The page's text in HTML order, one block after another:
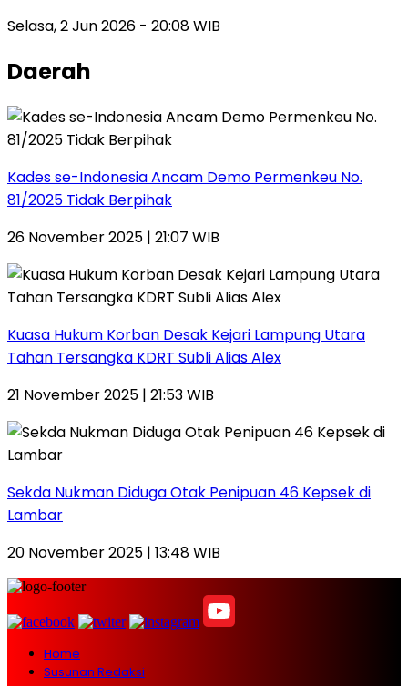
Selasa, 2 Jun 2026 - 20:08 WIB
Daerah
Kades se-Indonesia Ancam Demo Permenkeu No.
81/2025 Tidak Berpihak
26 November 2025 | 21:07 WIB
Kuasa Hukum Korban Desak Kejari Lampung Utara
Tahan Tersangka KDRT Subli Alias Alex
21 November 2025 | 21:53 WIB
Sekda Nukman Diduga Otak Penipuan 46 Kepsek di
Lambar
20 November 2025 | 13:48 WIB
Home
Susunan Redaksi